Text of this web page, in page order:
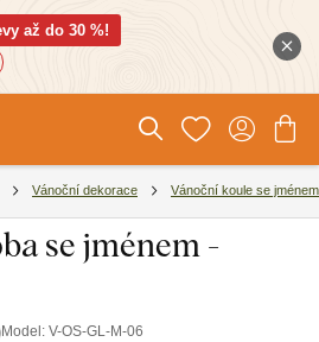
až do 30 %!
Vánoční dekorace Vánoční koule se jménem
se jménem -
Model: V-OS-GL-M-06